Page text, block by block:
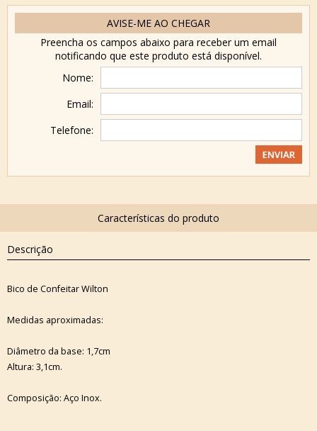
AVISE-ME AO CHEGAR
Preencha os campos abaixo para receber um email
notificando que este produto está disponível.
Nome:
Email:
Telefone:
Descrição
Bico de Confeitar Wilton
Medidas aproximadas:
Diâmetro da base: 1,7cm
Altura: 3,1cm.
Composição: Aço Inox.